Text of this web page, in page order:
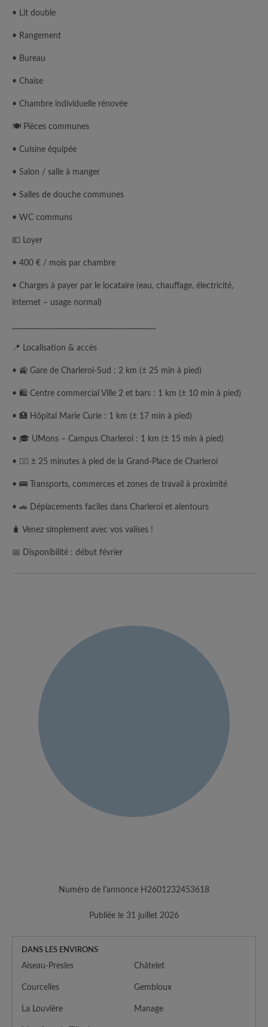
• Lit double
• Rangement
• Bureau
• Chaise
• Chambre individuelle rénovée
🍽️ Pièces communes
• Cuisine équipée
• Salon / salle à manger
• Salles de douche communes
• WC communs
💶 Loyer
• 400 € / mois par chambre
• Charges à payer par le locataire (eau, chauffage, électricité,
internet – usage normal)
📍 Localisation & accès
• 🚉 Gare de Charleroi-Sud : 2 km (± 25 min à pied)
• 🛍️ Centre commercial Ville 2 et bars : 1 km (± 10 min à pied)
• 🏥 Hôpital Marie Curie : 1 km (± 17 min à pied)
• 🎓 UMons – Campus Charleroi : 1 km (± 15 min à pied)
• 🚶‍♂️ ± 25 minutes à pied de la Grand-Place de Charleroi
• 🚌 Transports, commerces et zones de travail à proximité
• 🚗 Déplacements faciles dans Charleroi et alentours
🧳 Venez simplement avec vos valises !
📅 Disponibilité : début février
Numéro de l'annonce H2601232453618
Publiée le 31 juillet 2026
DANS LES ENVIRONS
Aiseau-Presles Châtelet
Courcelles Gembloux
La Louvière Manage